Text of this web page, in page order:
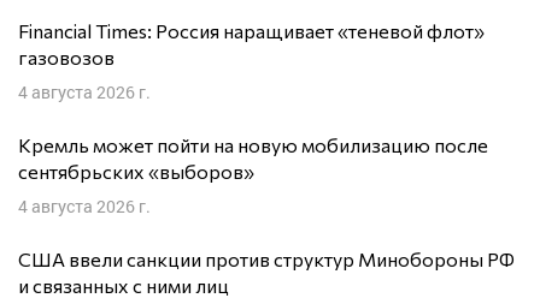
Financial Times: Россия наращивает «теневой флот»
газовозов
4 августа 2026 г.
Кремль может пойти на новую мобилизацию после
сентябрьских «выборов»
4 августа 2026 г.
США ввели санкции против структур Минобороны РФ
и связанных с ними лиц